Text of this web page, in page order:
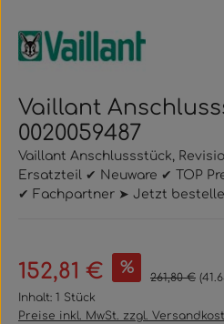
Vaillant
0020059487
Vaillant Anschlussstück,
Ersatzteil ✔ Neuware ✔ TOP
✔ Fachpartner ➤ Jetzt
Verkaufspreis:
152,81 € % Regulärer
261,80 €
Inhalt: 1 Stück
Preise inkl. MwSt. zzgl.